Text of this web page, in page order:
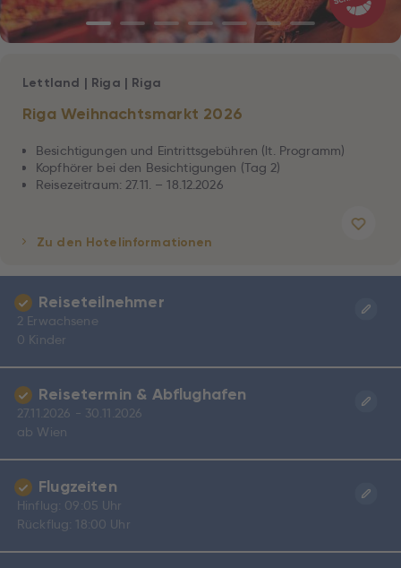
Riga Weihnachtsmarkt 2026
Lettland | Riga | Riga
Besichtigungen und Eintrittsgebühren (lt. Programm)
Kopfhörer bei den Besichtigungen (Tag 2)
Reisezeitraum: 27.11. – 18.12.2026
Zu den Hotelinformationen
Reiseteilnehmer
2 Erwachsene
0 Kinder
Reisetermin & Abflughafen
27.11.2026 - 30.11.2026
ab Wien
Flugzeiten
Hinflug: 09:05 Uhr
Rückflug: 18:00 Uhr